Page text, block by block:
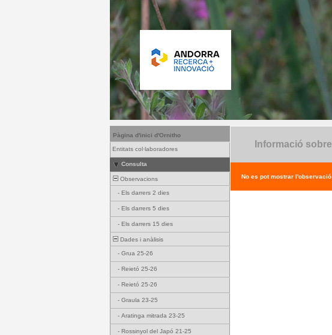
Pàgina d'inici d'Ornitho
Entitats col·laboradores
Consulta
Observacions
- Els darrers 2 dies
- Els darrers 5 dies
- Els darrers 15 dies
Dades i anàlisis
- Grua 25-26
- Reietó 25-26
- Reietó 25-26
- Graula 23-25
- Aratinga mitrada 23-25
- Rossinyol del Japó 21-25
Informació
No es pot mostrar